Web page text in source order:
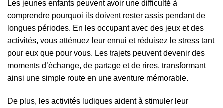
Les jeunes enfants peuvent avoir une difficulté à
comprendre pourquoi ils doivent rester assis pendant de
longues périodes. En les occupant avec des jeux et des
activités, vous atténuez leur ennui et réduisez le stress tant
pour eux que pour vous. Les trajets peuvent devenir des
moments d’échange, de partage et de rires, transformant
ainsi une simple route en une aventure mémorable.
De plus, les activités ludiques aident à stimuler leur